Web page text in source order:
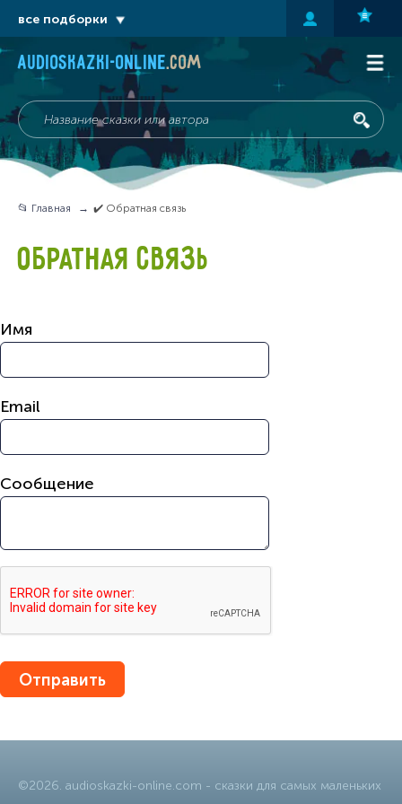
audioskazki-online.com
📂 Главная ✔️ Обратная связь
ОБРАТНАЯ СВЯЗЬ
Имя
Email
Сообщение
©2026. audioskazki-online.com - сказки для самых маленьких
все подборки